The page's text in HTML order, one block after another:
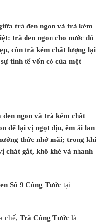
trà đen ngon và trà kém
trà đen ngon cho nước đỏ
còn trà kém chất lượng lại
tinh tế vốn có của một
ngon và trà kém chất
để lại vị ngọt dịu, êm ái lan
thức nhớ mãi; trong khi
chát gắt, khô khé và nhanh
Số 9 Công Tước tại
chế, Trà Công Tước là